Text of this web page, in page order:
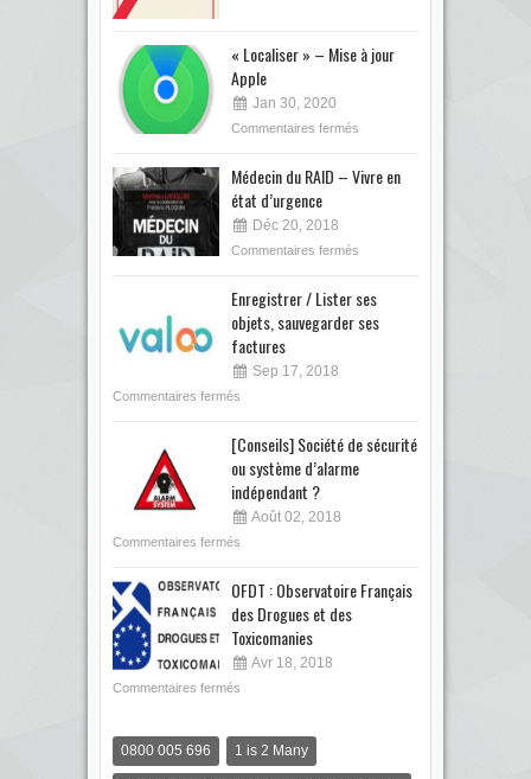
« Localiser » – Mise à jour
Apple
Jan 30, 2020
Commentaires fermés
Médecin du RAID – Vivre en
état d’urgence
Déc 20, 2018
Commentaires fermés
Enregistrer / Lister ses
objets, sauvegarder ses
factures
Sep 17, 2018
Commentaires fermés
[Conseils] Société de sécurité
ou système d’alarme
indépendant ?
Août 02, 2018
Commentaires fermés
OFDT : Observatoire Français
des Drogues et des
Toxicomanies
Avr 18, 2018
Commentaires fermés
0800 005 696 1 is 2 Many